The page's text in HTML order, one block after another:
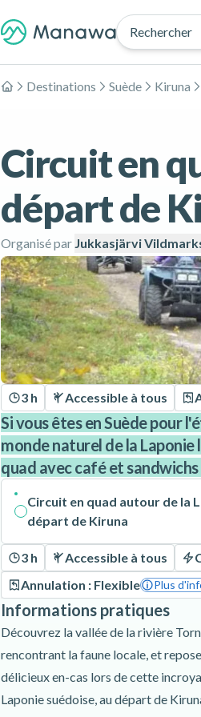
Rechercher
Accueil
Destinations Suède Kiruna
Circuit en
départ de
Organisé par Jukkasjärvi
3 h Accessible à tous
Si vous êtes en Suède pour
monde naturel de la
quad avec café et
Circuit en quad autour de la
départ de Kiruna
3 h Accessible à tous
Annulation : Flexible
Plus
Informations pratiques
Découvrez la vallée de la rivière
rencontrant la faune locale, et
délicieux en-cas lors de cette
Laponie suédoise, au départ de